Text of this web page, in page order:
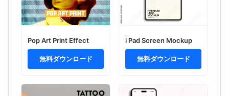
Pop Art Print Effect
無料ダウンロード
i Pad Screen Mockup
無料ダウンロード